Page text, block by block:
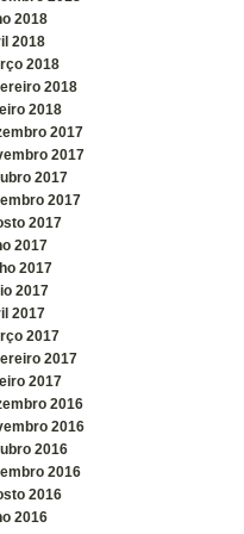
2018
2018
2018
2018
2018
2017
2017
2017
2017
2017
2017
2017
2017
2017
2017
2017
2017
2016
2016
2016
2016
2016
2016